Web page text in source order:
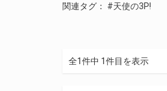
関連タグ： #天使の3P!
全1件中 1件目を表示